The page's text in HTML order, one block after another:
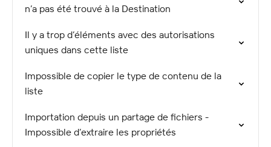
n’a pas été trouvé à la Destination
Il y a trop d’éléments avec des autorisations
uniques dans cette liste
Impossible de copier le type de contenu de la
liste
Importation depuis un partage de fichiers -
Impossible d’extraire les propriétés